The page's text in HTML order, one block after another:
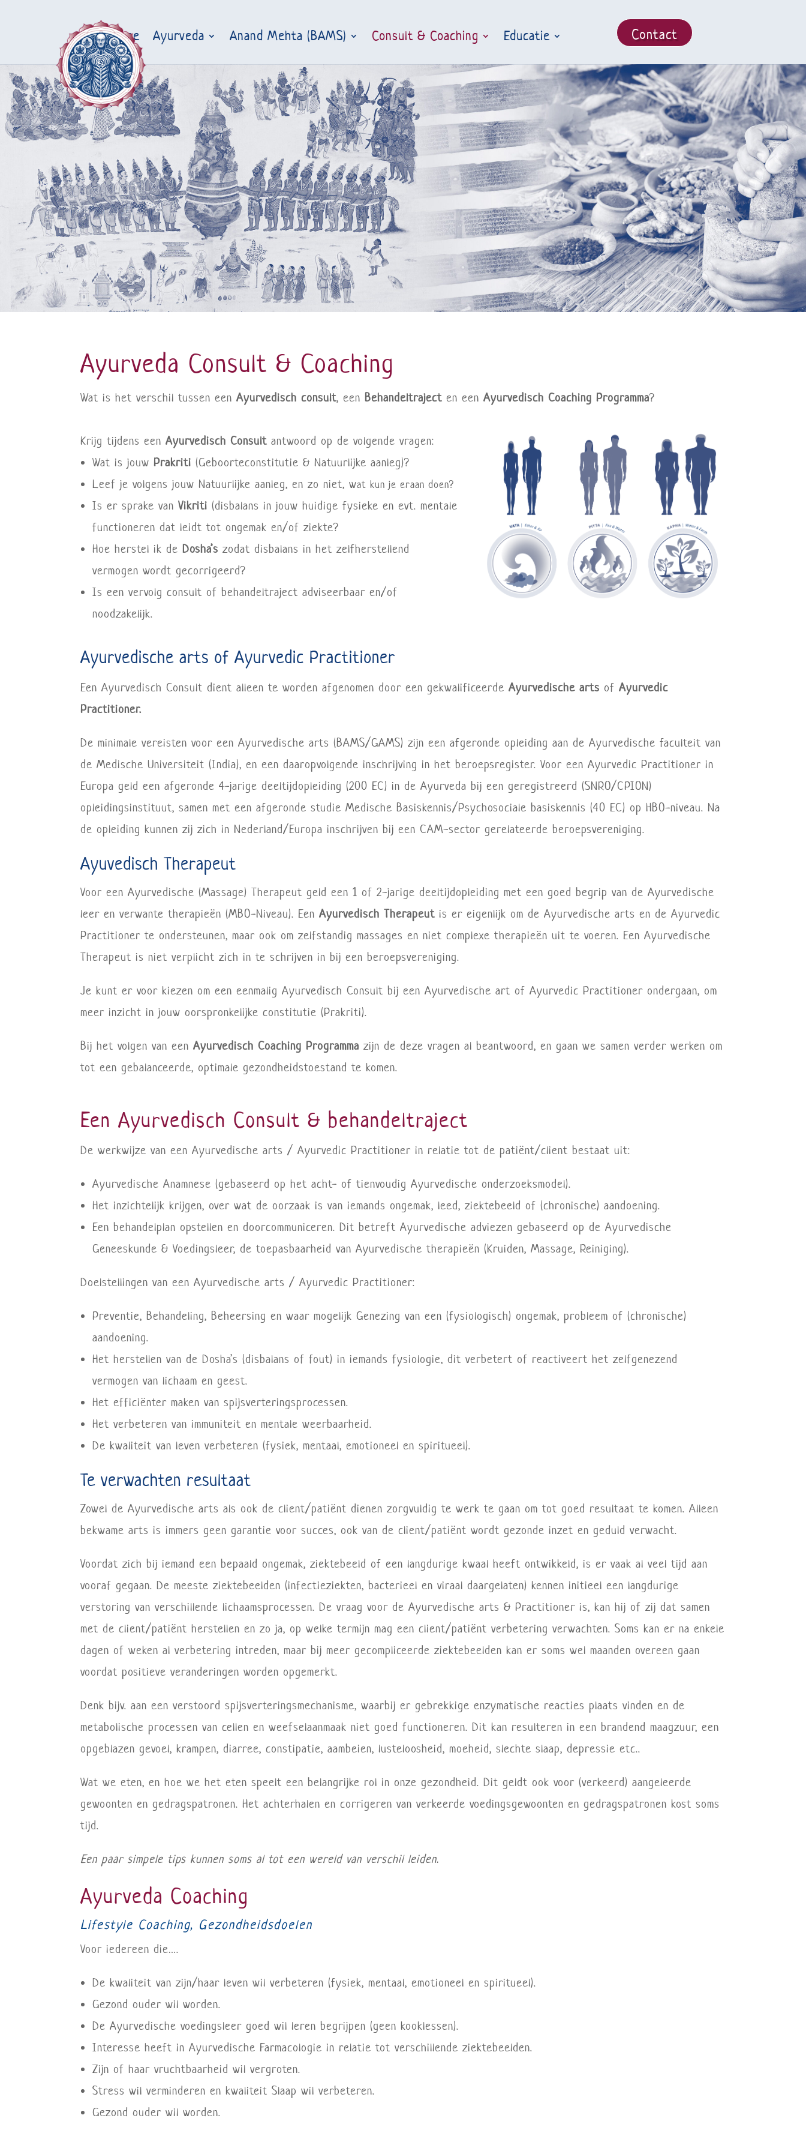
Home Ayurveda Anand Mehta (BAMS) Consult & Coaching Educatie Contact
Ayurveda Consult & Coaching
Wat is het verschil tussen eenAyurvedisch consult, eenBehandeltraject en eenAyurvedisch Coaching Programma?
Krijg tijdens eenAyurvedisch Consult antwoord op de volgende vragen:
Wat is jouwPrakriti (Geboorteconstitutie & Natuurlijke aanleg)?
Leef je volgens jouw Natuurlijke aanleg, en zo niet, wat kun je eraan doen?
Is er sprake vanVikriti (disbalans in jouw huidige fysieke en evt. mentale
functioneren dat leidt tot ongemak en/of ziekte?
Hoe herstel ik deDosha’s zodat disbalans in het zelfherstellend
vermogen wordt gecorrigeerd?
Is een vervolg consult of behandeltraject adviseerbaar en/of
noodzakelijk.
Ayurvedische arts of Ayurvedic Practitioner
Een Ayurvedisch Consult dient alleen te worden afgenomen door een gekwalificeerdeAyurvedische arts ofAyurvedic
Practitioner.
De minimale vereisten voor een Ayurvedische arts (BAMS/GAMS) zijn een afgeronde opleiding aan de Ayurvedische faculteit van
de Medische Universiteit (India), en een daaropvolgende inschrijving in het beroepsregister. Voor een Ayurvedic Practitioner in
Europa geld een afgeronde 4-jarige deeltijdopleiding (200 EC) in de Ayurveda bij een geregistreerd (SNRO/CPION)
opleidingsinstituut, samen met een afgeronde studie Medische Basiskennis/Psychosociale basiskennis (40 EC) op HBO-niveau. Na
de opleiding kunnen zij zich in Nederland/Europa inschrijven bij een CAM-sector gerelateerde beroepsvereniging.
Ayuvedisch Therapeut
Voor een Ayurvedische (Massage) Therapeut geld een 1 of 2-jarige deeltijdopleiding met een goed begrip van de Ayurvedische
leer en verwante therapieën (MBO-Niveau). EenAyurvedisch Therapeut is er eigenlijk om de Ayurvedische arts en de Ayurvedic
Practitioner te ondersteunen, maar ook om zelfstandig massages en niet complexe therapieën uit te voeren. Een Ayurvedische
Therapeut is niet verplicht zich in te schrijven in bij een beroepsvereniging.
Je kunt er voor kiezen om een eenmalig Ayurvedisch Consult bij een Ayurvedische art of Ayurvedic Practitioner ondergaan, om
meer inzicht in jouw oorspronkelijke constitutie (Prakriti).
Bij het volgen van eenAyurvedisch Coaching Programma zijn de deze vragen al beantwoord, en gaan we samen verder werken om
tot een gebalanceerde, optimale gezondheidstoestand te komen.
Een Ayurvedisch Consult & behandeltraject
De werkwijze van een Ayurvedische arts / Ayurvedic Practitioner in relatie tot de patiënt/client bestaat uit:
Ayurvedische Anamnese (gebaseerd op het acht- of tienvoudig Ayurvedische onderzoeksmodel).
Het inzichtelijk krijgen, over wat de oorzaak is van iemands ongemak, leed, ziektebeeld of (chronische) aandoening.
Een behandelplan opstellen en doorcommuniceren. Dit betreft Ayurvedische adviezen gebaseerd op de Ayurvedische
Geneeskunde & Voedingsleer, de toepasbaarheid van Ayurvedische therapieën (Kruiden, Massage, Reiniging).
Doelstellingen van een Ayurvedische arts / Ayurvedic Practitioner:
Preventie, Behandeling, Beheersing en waar mogelijk Genezing van een (fysiologisch) ongemak, probleem of (chronische)
aandoening.
Het herstellen van de Dosha’s (disbalans of fout) in iemands fysiologie, dit verbetert of reactiveert het zelfgenezend
vermogen van lichaam en geest.
Het efficiënter maken van spijsverteringsprocessen.
Het verbeteren van immuniteit en mentale weerbaarheid.
De kwaliteit van leven verbeteren (fysiek, mentaal, emotioneel en spiritueel).
Te verwachten resultaat
Zowel de Ayurvedische arts als ook de client/patiënt dienen zorgvuldig te werk te gaan om tot goed resultaat te komen. Alleen
bekwame arts is immers geen garantie voor succes, ook van de client/patiënt wordt gezonde inzet en geduld verwacht.
Voordat zich bij iemand een bepaald ongemak, ziektebeeld of een langdurige kwaal heeft ontwikkeld, is er vaak al veel tijd aan
vooraf gegaan. De meeste ziektebeelden (infectieziekten, bacterieel en viraal daargelaten) kennen initieel een langdurige
verstoring van verschillende lichaamsprocessen. De vraag voor de Ayurvedische arts & Practitioner is, kan hij of zij dat samen
met de client/patiënt herstellen en zo ja, op welke termijn mag een client/patiënt verbetering verwachten. Soms kan er na enkele
dagen of weken al verbetering intreden, maar bij meer gecompliceerde ziektebeelden kan er soms wel maanden overeen gaan
voordat positieve veranderingen worden opgemerkt.
Denk bijv. aan een verstoord spijsverteringsmechanisme, waarbij er gebrekkige enzymatische reacties plaats vinden en de
metabolische processen van cellen en weefselaanmaak niet goed functioneren. Dit kan resulteren in een brandend maagzuur, een
opgeblazen gevoel, krampen, diarree, constipatie, aambeien, lusteloosheid, moeheid, slechte slaap, depressie etc..
Wat we eten, en hoe we het eten speelt een belangrijke rol in onze gezondheid. Dit geldt ook voor (verkeerd) aangeleerde
gewoonten en gedragspatronen. Het achterhalen en corrigeren van verkeerde voedingsgewoonten en gedragspatronen kost soms
tijd.
Een paar simpele tips kunnen soms al tot een wereld van verschil leiden.
Ayurveda Coaching
Lifestyle Coaching, Gezondheidsdoelen
Voor iedereen die….
De kwaliteit van zijn/haar leven wil verbeteren (fysiek, mentaal, emotioneel en spiritueel).
Gezond ouder wil worden.
De Ayurvedische voedingsleer goed wil leren begrijpen (geen kooklessen).
Interesse heeft in Ayurvedische Farmacologie in relatie tot verschillende ziektebeelden.
Zijn of haar vruchtbaarheid wil vergroten.
Stress wil verminderen en kwaliteit Slaap wil verbeteren.
Gezond ouder wil worden.